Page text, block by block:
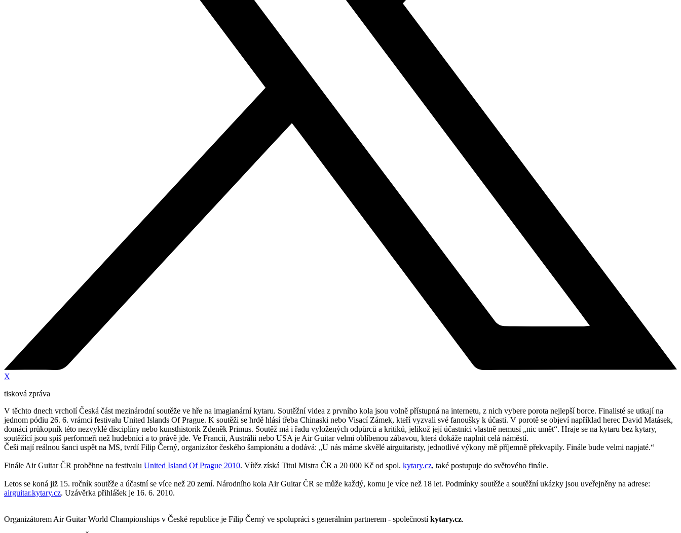
X
tisková zpráva
V těchto dnech vrcholí Česká část mezinárodní soutěže ve hře na imagianární kytaru. Soutěžní videa z prvního kola jsou volně přístupná na internetu, z nich vybere porota nejlepší borce. Finalisté se utkají na
jednom pódiu 26. 6. vrámci festivalu United Islands Of Prague. K soutěži se hrdě hlásí třeba Chinaski nebo Visací Zámek, kteří vyzvali své fanoušky k účasti. V porotě se objeví například herec David Matásek,
domácí průkopník této nezvyklé disciplíny nebo kunsthistorik Zdeněk Primus. Soutěž má i řadu vyložených odpůrců a kritiků, jelikož její účastníci vlastně nemusí „nic umět“. Hraje se na kytaru bez kytary,
soutěžící jsou spíš performeři než hudebníci a to právě jde. Ve Francii, Austrálii nebo USA je Air Guitar velmi oblíbenou zábavou, která dokáže naplnit celá náměstí.
Češi mají reálnou šanci uspět na MS, tvrdí Filip Černý, organizátor českého šampionátu a dodává: „U nás máme skvělé airguitaristy, jednotlivé výkony mě příjemně překvapily. Finále bude velmi napjaté.“
Finále Air Guitar ČR proběhne na festivalu United Island Of Prague 2010. Vítěz získá Titul Mistra ČR a 20 000 Kč od spol. kytary.cz, také postupuje do světového finále.
Letos se koná již 15. ročník soutěže a účastní se více než 20 zemí. Národního kola Air Guitar ČR se může každý, komu je více než 18 let. Podmínky soutěže a soutěžní ukázky jsou uveřejněny na adrese:
airguitar.kytary.cz. Uzávěrka přihlášek je 16. 6. 2010.
Organizátorem Air Guitar World Championships v České republice je Filip Černý ve spolupráci s generálním partnerem - společnostíkytary.cz.